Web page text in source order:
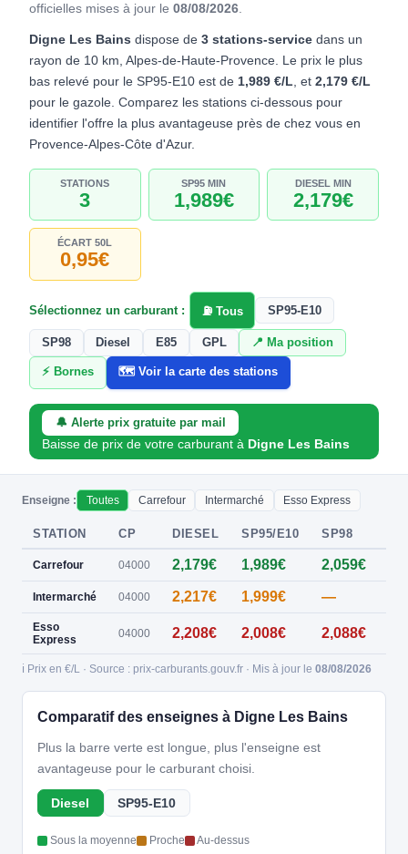
officielles mises à jour le 08/08/2026.
Digne Les Bains dispose de 3 stations-service dans un
rayon de 10 km, Alpes-de-Haute-Provence. Le prix le plus
bas relevé pour le SP95-E10 est de 1,989 €/L, et 2,179 €/L
pour le gazole. Comparez les stations ci-dessous pour
identifier l'offre la plus avantageuse près de chez vous en
Provence-Alpes-Côte d'Azur.
STATIONS
3
SP95 MIN
1,989€
DIESEL MIN
2,179€
ÉCART 50L
0,95€
Sélectionnez un carburant : ⛽ Tous SP95-E10
SP98 Diesel E85 GPL 📍 Ma position
⚡ Bornes 🗺️ Voir la carte des stations
🔔 Alerte prix gratuite par mail
Baisse de prix de votre carburant à Digne Les Bains
Enseigne : Toutes Carrefour Intermarché Esso Express
STATION CP DIESEL SP95/E10 SP98
Carrefour 04000 2,179€ 1,989€ 2,059€
Intermarché 04000 2,217€ 1,999€ —
Esso
Express
04000 2,208€ 2,008€ 2,088€
ℹ️ Prix en €/L · Source : prix-carburants.gouv.fr · Mis à jour le 08/08/2026
Comparatif des enseignes à Digne Les Bains
Plus la barre verte est longue, plus l'enseigne est
avantageuse pour le carburant choisi.
Diesel SP95-E10
Sous la moyenne Proche Au-dessus